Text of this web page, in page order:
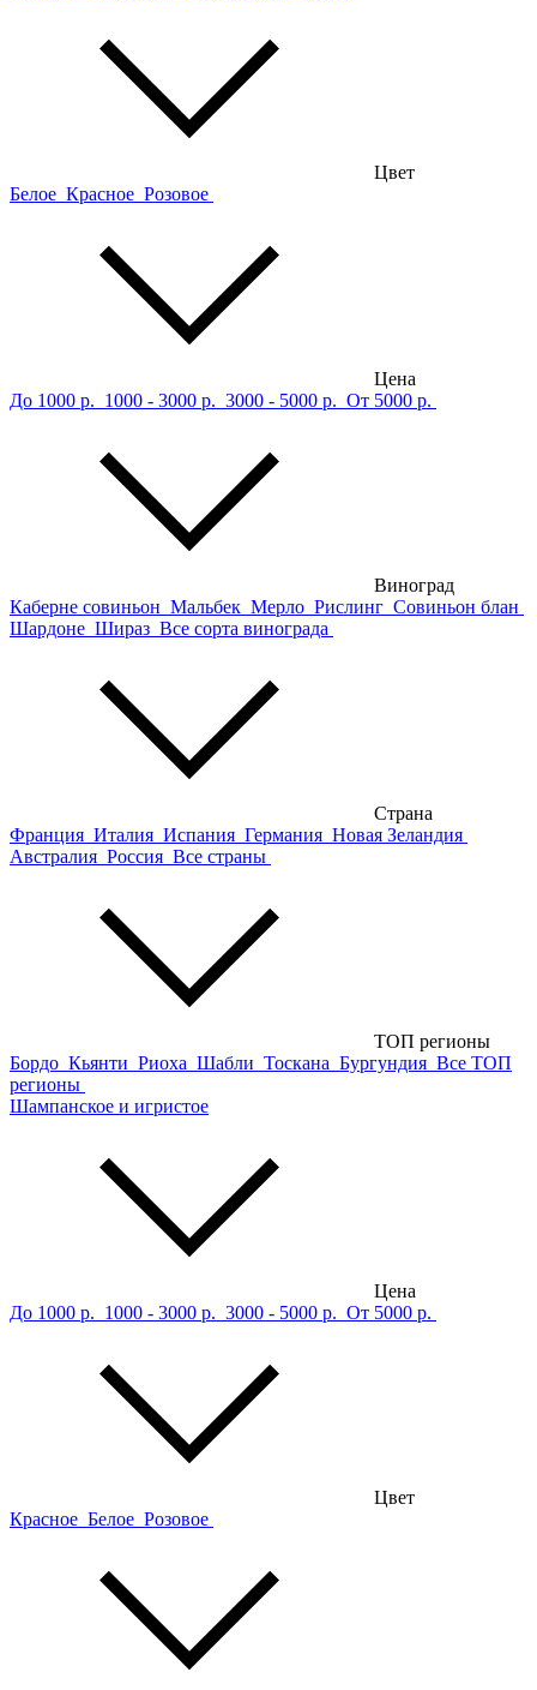
Цвет
Белое Красное Розовое
Цена
До 1000 р. 1000 - 3000 р. 3000 - 5000 р. От 5000 р.
Виноград
Каберне совиньон Мальбек Мерло Рислинг Совиньон блан
Шардоне Шираз Все сорта винограда
Страна
Франция Италия Испания Германия Новая Зеландия
Австралия Россия Все страны
ТОП регионы
Бордо Кьянти Риоха Шабли Тоскана Бургундия Все ТОП
регионы
Шампанское и игристое
Цена
До 1000 р. 1000 - 3000 р. 3000 - 5000 р. От 5000 р.
Цвет
Красное Белое Розовое